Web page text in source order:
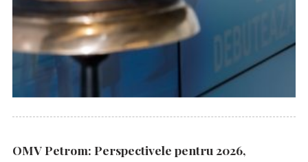
OMV Petrom: Perspectivele pentru 2026,